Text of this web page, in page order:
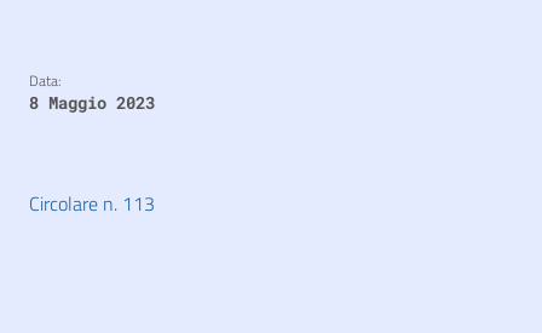
Data:
8 Maggio 2023
Circolare n. 113